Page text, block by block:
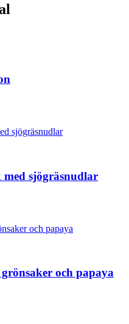
sjögräsnudlar
och papaya